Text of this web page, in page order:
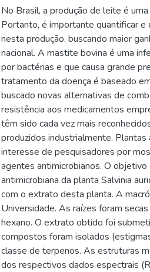
No Brasil, a produção de leite é
Portanto, é importante quantificar
nesta produção, buscando maior
nacional. A mastite bovina é uma
por bactérias e que causa grande
tratamento da doença é baseado
buscado novas alternativas de
resistência aos medicamentos
têm sido cada vez mais
produzidos industrialmente.
interesse de pesquisadores por
agentes antimicrobianos. O
antimicrobiana da planta Salvinia
com o extrato desta planta. A
Universidade. As raízes foram
hexano. O extrato obtido foi
compostos foram isolados
classe de terpenos. As estruturas
dos respectivos dados espectrais